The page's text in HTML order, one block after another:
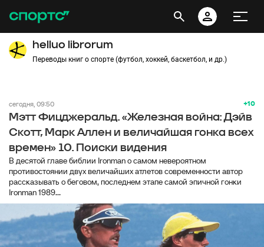
helluo librorum
Переводы книг о спорте (футбол, хоккей, баскетбол, и др.)
+10
сегодня, 09:50
Мэтт Фицджеральд. «Железная война: Дэйв
Скотт, Марк Аллен и величайшая гонка всех
времен» 10. Поиски видения
В десятой главе библии Ironman о самом невероятном
противостоянии двух величайших атлетов современности автор
рассказывать о беговом, последнем этапе самой эпичной гонки
Ironman 1989...